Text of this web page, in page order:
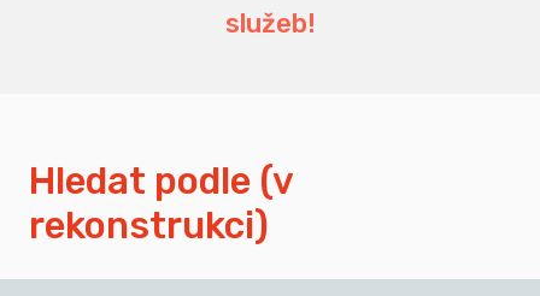
služeb!
Hledat podle (v
rekonstrukci)